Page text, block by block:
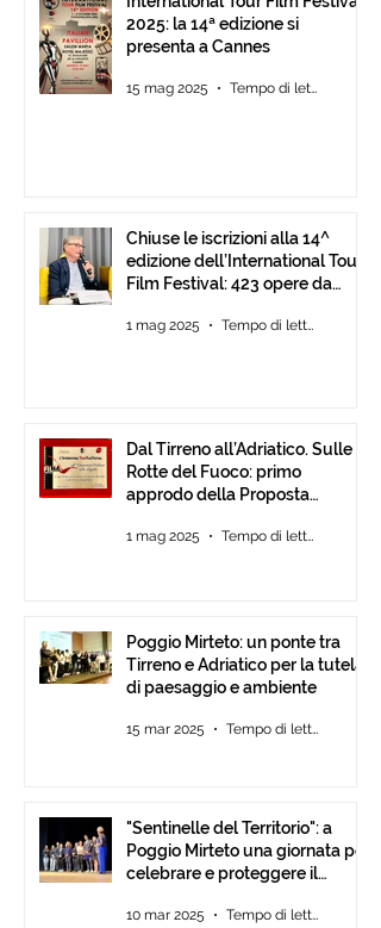
2025: la 14ª edizione si
presenta a Cannes
15 mag 2025 Tempo di lettura: 2 min
Chiuse le iscrizioni alla 14^
edizione dell’International Tour
Film Festival: 423 opere da
1 mag 2025 Tempo di lettura: 1 min
Dal Tirreno all’Adriatico. Sulle
Rotte del Fuoco: primo
approdo della Proposta
1 mag 2025 Tempo di lettura: 3 min
Poggio Mirteto: un ponte tra
Tirreno e Adriatico per la tutela
di paesaggio e ambiente
15 mar 2025 Tempo di lettura: 2 min
"Sentinelle del Territorio": a
Poggio Mirteto una giornata per
celebrare e proteggere il
Tour Film Fest 2025.
10 mar 2025 Tempo di lettura: 2 min